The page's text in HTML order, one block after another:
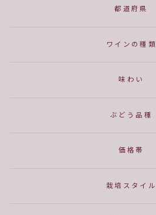
都道府県
ワインの種類
味わい
ぶどう品種
価格帯
栽培スタイル